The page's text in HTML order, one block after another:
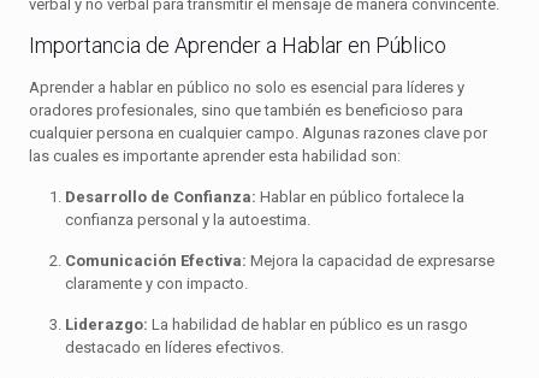
verbal y no verbal para transmitir el mensaje de manera convincente.
Importancia de Aprender a Hablar en Público
Aprender a hablar en público no solo es esencial para líderes y
oradores profesionales, sino que también es beneficioso para
cualquier persona en cualquier campo. Algunas razones clave por
las cuales es importante aprender esta habilidad son:
Desarrollo de Confianza: Hablar en público fortalece la
confianza personal y la autoestima.
Comunicación Efectiva: Mejora la capacidad de expresarse
claramente y con impacto.
Liderazgo: La habilidad de hablar en público es un rasgo
destacado en líderes efectivos.